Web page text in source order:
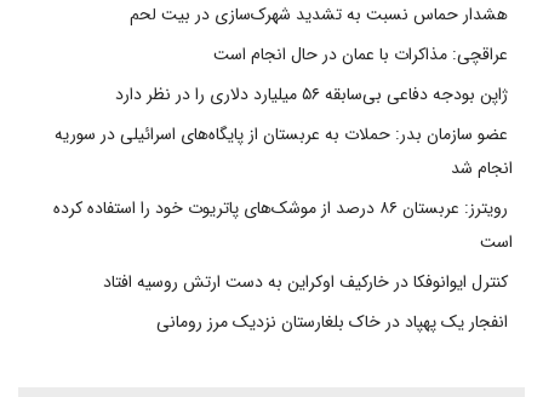
هشدار حماس نسبت به تشدید شهرک‌سازی در بیت‌ لحم
عراقچی: مذاکرات با عمان در حال انجام است
ژاپن بودجه دفاعی بی‌سابقه ۵۶ میلیارد دلاری را در نظر دارد
عضو سازمان بدر: حملات به عربستان از پایگاه‌های اسرائیلی در سوریه
انجام شد
رویترز: عربستان ۸۶ درصد از موشک‌های پاتریوت خود را استفاده کرده
است
کنترل ایوانوفکا در خارکیف اوکراین به دست ارتش روسیه افتاد
انفجار یک پهپاد در خاک بلغارستان نزدیک مرز رومانی